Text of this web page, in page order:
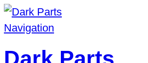
Navigation